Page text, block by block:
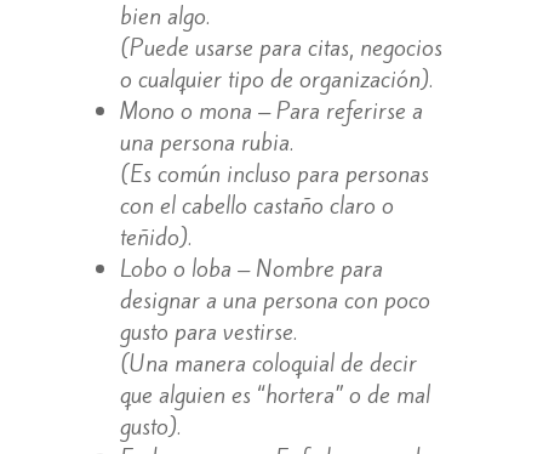
bien algo.
(Puede usarse para citas, negocios
o cualquier tipo de organización).
Mono o mona – Para referirse a
una persona rubia.
(Es común incluso para personas
con el cabello castaño claro o
teñido).
Lobo o loba – Nombre para
designar a una persona con poco
gusto para vestirse.
(Una manera coloquial de decir
que alguien es “hortera” o de mal
gusto).